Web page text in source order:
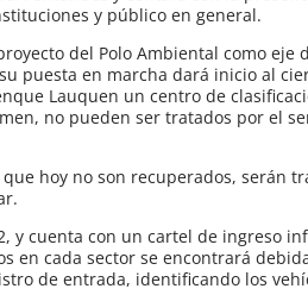
y público en general.
del Polo Ambiental como eje
puesta en marcha dará inicio al
Lauquen un centro de
no pueden ser tratados por el
hoy no son recuperados, serán
y cuenta con un cartel de ingreso
en cada sector se encontrará
de entrada, identificando los